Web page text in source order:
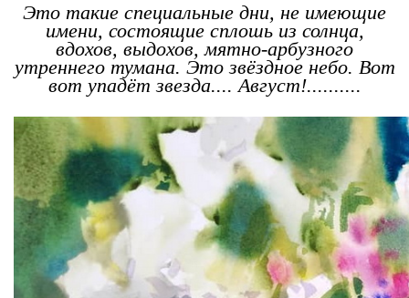
Это такие специальные дни, не имеющие
имени, состоящие сплошь из солнца,
вдохов, выдохов, мятно-арбузного
утреннего тумана. Это звёздное небо. Вот
вот упадёт звезда.... Август!..........